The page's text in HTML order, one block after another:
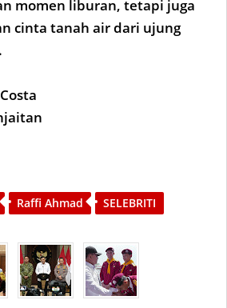
momen liburan, tetapi juga
cinta tanah air dari ujung
Raffi Ahmad SELEBRITI